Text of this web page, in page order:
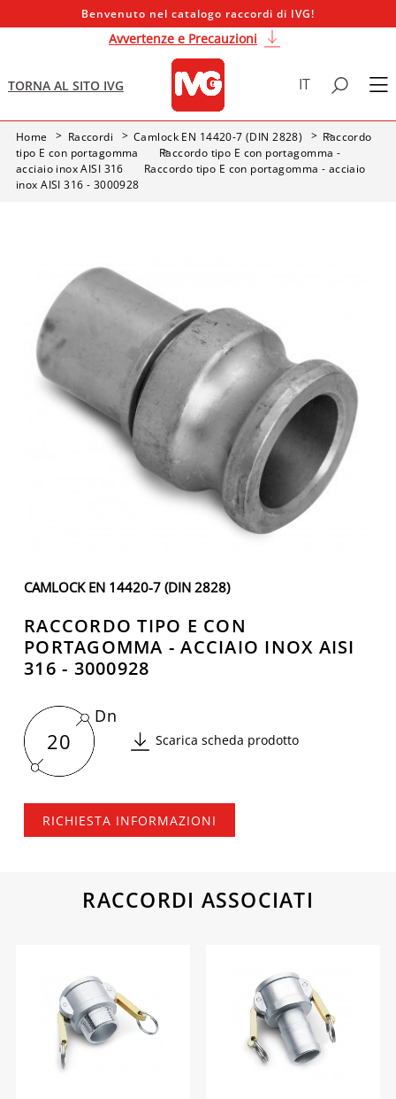
Benvenuto nel catalogo raccordi di IVG!
Avvertenze e Precauzioni
TORNA AL SITO IVG IT
Home Raccordi Camlock EN 14420-7 (DIN 2828)
Raccordo
tipo E con portagomma
Raccordo tipo E con portagomma -
acciaio inox AISI 316
Raccordo tipo E con portagomma - acciaio
inox AISI 316 - 3000928
CAMLOCK EN 14420-7 (DIN 2828)
RACCORDO TIPO E CON
PORTAGOMMA - ACCIAIO INOX AISI
316 - 3000928
20
Dn
Scarica scheda prodotto
RICHIESTA INFORMAZIONI
RACCORDI ASSOCIATI